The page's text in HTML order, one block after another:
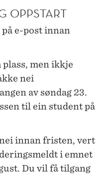
OPPSTART
e-post innan
men ikkje
nei
av søndag 23.
til ein student på
innan fristen, vert
i emnet
Du vil få tilgang